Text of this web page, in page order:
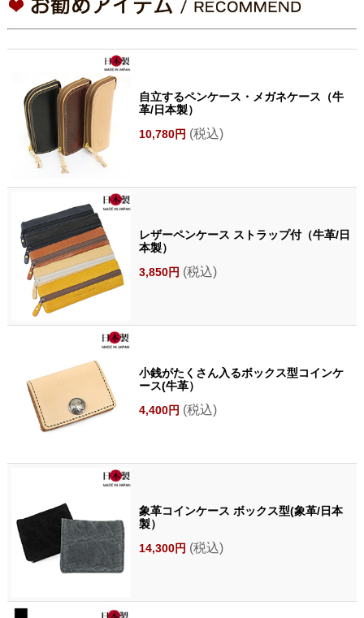
自立するペンケース・メガネケース（牛
革/日本製）
10,780円 (税込)
レザーペンケース ストラップ付（牛革/日
本製）
3,850円 (税込)
小銭がたくさん入るボックス型コインケ
ース(牛革）
4,400円 (税込)
象革コインケース ボックス型(象革/日本
製）
14,300円 (税込)